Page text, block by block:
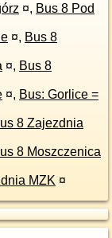
¤, Bus 8 Pod
¤, Bus 8
¤, Bus 8
¤, Bus: Gorlice =
8 Zajezdnia
8 Moszczenica
Górne = > Zajezdnia MZK ¤